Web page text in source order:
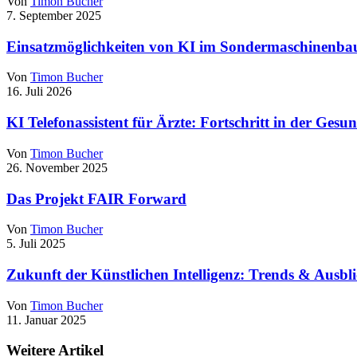
7. September 2025
Einsatzmöglichkeiten von KI im
Von Timon Bucher
16. Juli 2026
KI Telefonassistent für Ärzte: Fortschritt in der
Von Timon Bucher
26. November 2025
Das Projekt FAIR Forward
Von Timon Bucher
5. Juli 2025
Zukunft der Künstlichen Intelligenz: Trends &
Von Timon Bucher
11. Januar 2025
Weitere Artikel